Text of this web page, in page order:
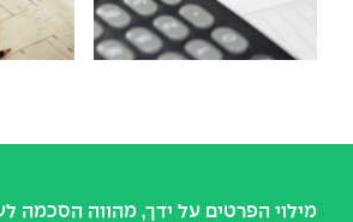
מילוי הפרטים על ידך, מהווה הסכמה